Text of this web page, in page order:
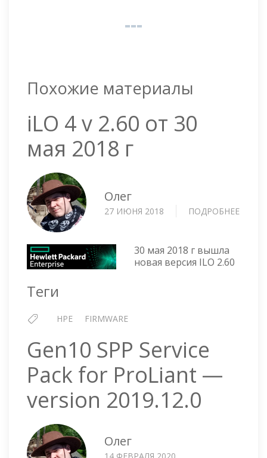
Похожие материалы
iLO 4 v 2.60 от 30
мая 2018 г
Олег
27 ИЮНЯ 2018 ПОДРОБНЕЕ
30 мая 2018 г вышла
новая версия ILO 2.60
Теги
HPE FIRMWARE
Gen10 SPP Service
Pack for ProLiant —
version 2019.12.0
Олег